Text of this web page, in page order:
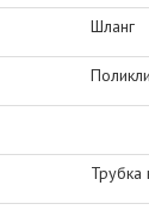
Шланг
Трубка